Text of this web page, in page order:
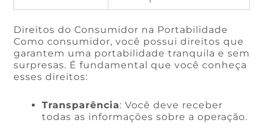
Direitos do Consumidor na Portabilidade
Como consumidor, você possui direitos que
garantem uma portabilidade tranquila e sem
surpresas. É fundamental que você conheça
esses direitos:
Transparência: Você deve receber
todas as informações sobre a operação.